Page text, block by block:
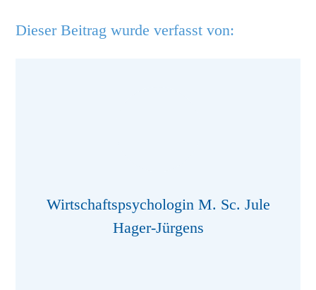
Dieser Beitrag wurde verfasst von:
Wirtschaftspsychologin M. Sc. Jule
Hager-Jürgens